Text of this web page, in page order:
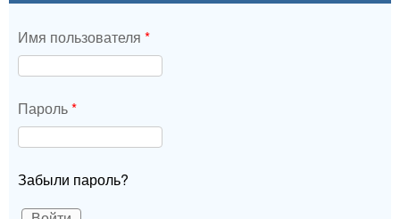
Имя пользователя *
Пароль*
Забыли пароль?